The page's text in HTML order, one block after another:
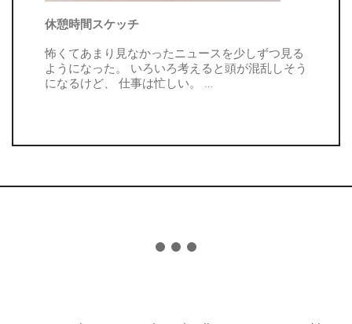
休憩時間スケッチ
怖くてあまり見なかったニュースを少しずつ見る
ようになった。 いろいろ考えると頭が混乱しそう
になるけど、 仕事は忙しい。 …